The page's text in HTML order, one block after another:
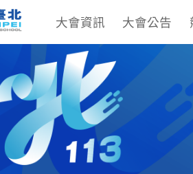
大會資訊 大會公告